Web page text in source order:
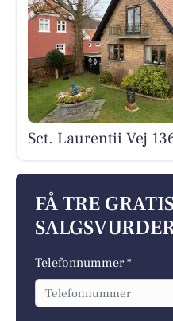
Sct. Laurentii Vej
FÅ TRE
Telefonnummer *